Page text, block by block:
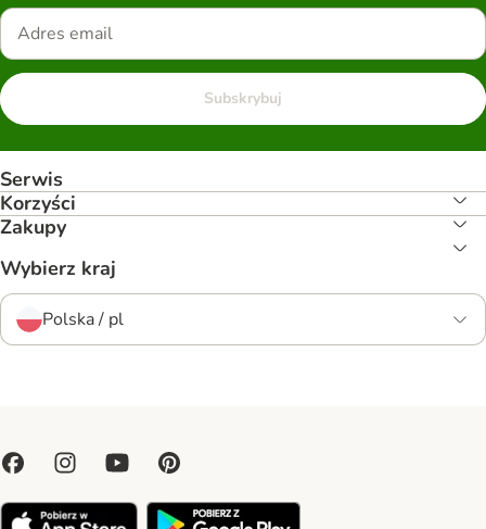
Subskrybuj
Serwis
Korzyści
Zakupy
Wybierz kraj
Polska / pl